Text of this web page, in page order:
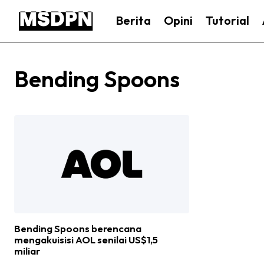
Berita Opini Tutorial
Bending Spoons
Bending Spoons berencana
mengakuisisi AOL senilai US$1,5
miliar